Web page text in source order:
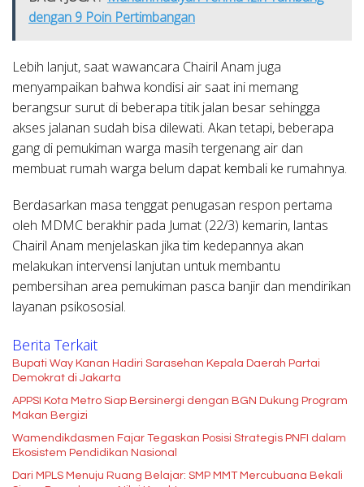
dengan 9 Poin Pertimbangan
Lebih lanjut, saat wawancara Chairil Anam juga
menyampaikan bahwa kondisi air saat ini memang
berangsur surut di beberapa titik jalan besar sehingga
akses jalanan sudah bisa dilewati. Akan tetapi, beberapa
gang di pemukiman warga masih tergenang air dan
membuat rumah warga belum dapat kembali ke rumahnya.
Berdasarkan masa tenggat penugasan respon pertama
oleh MDMC berakhir pada Jumat (22/3) kemarin, lantas
Chairil Anam menjelaskan jika tim kedepannya akan
melakukan intervensi lanjutan untuk membantu
pembersihan area pemukiman pasca banjir dan mendirikan
layanan psikososial.
Berita Terkait
Bupati Way Kanan Hadiri Sarasehan Kepala Daerah Partai
Demokrat di Jakarta
APPSI Kota Metro Siap Bersinergi dengan BGN Dukung Program
Makan Bergizi
Wamendikdasmen Fajar Tegaskan Posisi Strategis PNFI dalam
Ekosistem Pendidikan Nasional
Dari MPLS Menuju Ruang Belajar: SMP MMT Mercubuana Bekali